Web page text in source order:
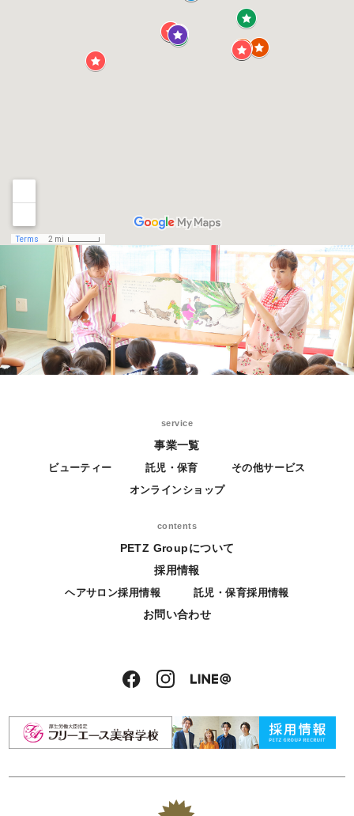
service
事業一覧
ビューティー 託児・保育
その他サービス
オンラインショップ
contents
PETZ Groupについて
採用情報
ヘアサロン採用情報 託児・保育採用情報
お問い合わせ